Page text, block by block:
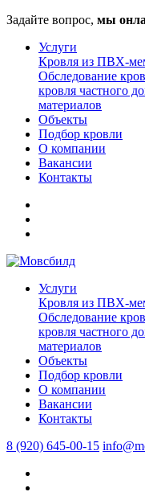
Задайте вопрос, мы
Услуги
Кровля из ПВХ-
Обследование
кровля частного
материалов
Объекты
Подбор кровли
О компании
Вакансии
Контакты
Услуги
Кровля из ПВХ-
Обследование
кровля частного
материалов
Объекты
Подбор кровли
О компании
Вакансии
Контакты
8 (920) 645-00-15